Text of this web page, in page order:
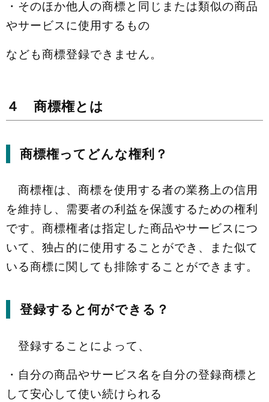
・そのほか他人の商標と同じまたは類似の商品
やサービスに使用するもの
なども商標登録できません。
４ 商標権とは
商標権ってどんな権利？
商標権は、商標を使用する者の業務上の信用
を維持し、需要者の利益を保護するための権利
です。商標権者は指定した商品やサービスにつ
いて、独占的に使用することができ、また似て
いる商標に関しても排除することができます。
登録すると何ができる？
登録することによって、
・自分の商品やサービス名を自分の登録商標と
して安心して使い続けられる